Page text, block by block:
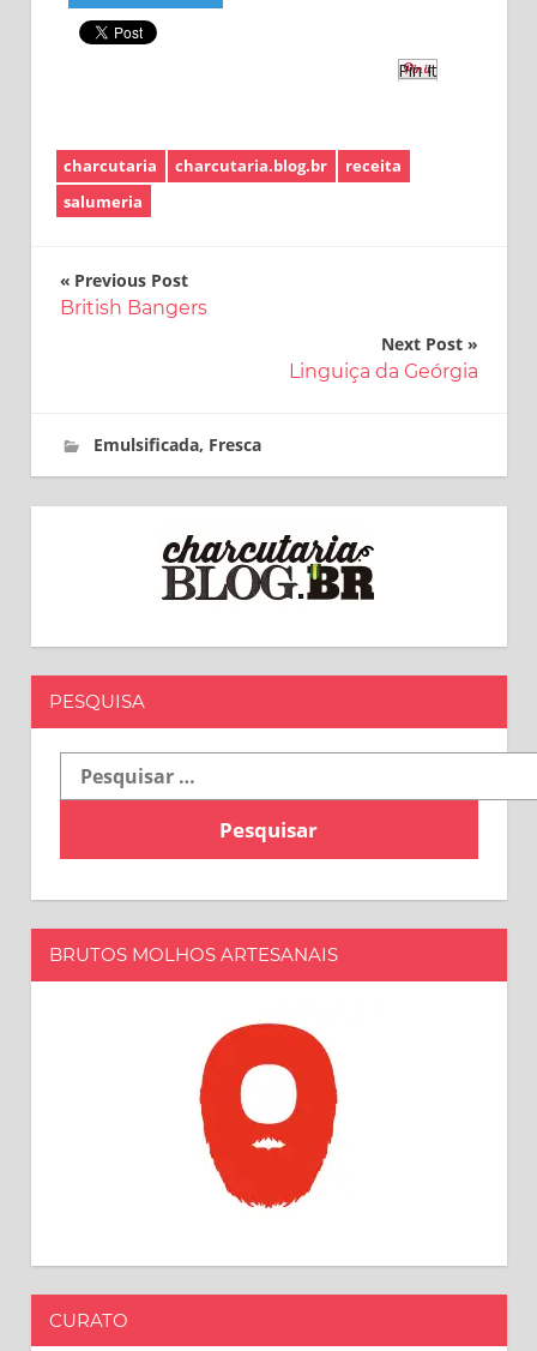
Pin It
charcutaria charcutaria.blog.br
receita
salumeria
Navegação
Previous Post
British Bangers
Next Post
Linguiça da Geórgia
6 de novembro de 2018
charcutaria.blog.br
Emulsificada, Fresca
PESQUISA
Pesquisar
por:
BRUTOS MOLHOS ARTESANAIS
CURATO